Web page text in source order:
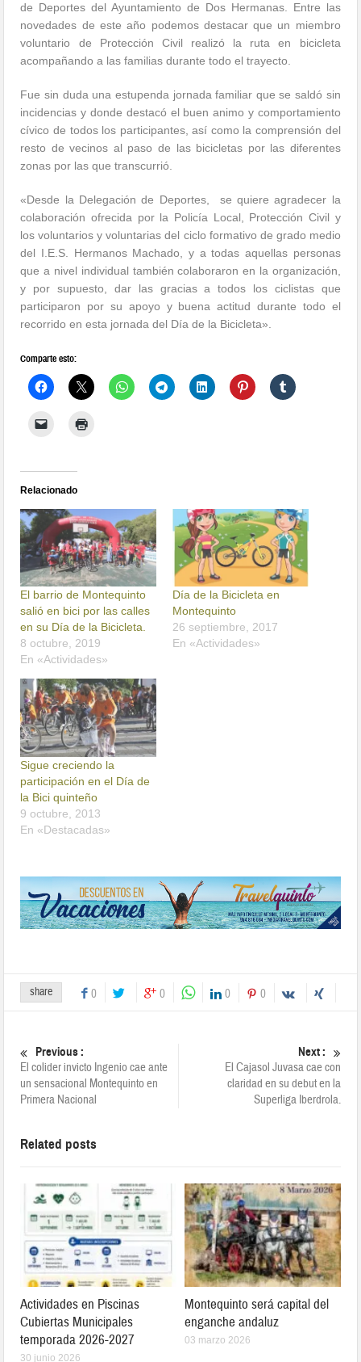
de Deportes del Ayuntamiento de Dos Hermanas. Entre las
novedades de este año podemos destacar que un miembro
voluntario de Protección Civil realizó la ruta en bicicleta
acompañando a las familias durante todo el trayecto.
Fue sin duda una estupenda jornada familiar que se saldó sin
incidencias y donde destacó el buen animo y comportamiento
cívico de todos los participantes, así como la comprensión del
resto de vecinos al paso de las bicicletas por las diferentes
zonas por las que transcurrió.
«Desde la Delegación de Deportes, se quiere agradecer la
colaboración ofrecida por la Policía Local, Protección Civil y
los voluntarios y voluntarias del ciclo formativo de grado medio
del I.E.S. Hermanos Machado, y a todas aquellas personas
que a nivel individual también colaboraron en la organización,
y por supuesto, dar las gracias a todos los ciclistas que
participaron por su apoyo y buena actitud durante todo el
recorrido en esta jornada del Día de la Bicicleta».
Comparte esto:
Relacionado
El barrio de Montequinto
salió en bici por las calles
en su Día de la Bicicleta.
8 octubre, 2019
En «Actividades»
Día de la Bicicleta en
Montequinto
26 septiembre, 2017
En «Actividades»
Sigue creciendo la
participación en el Día de
la Bici quinteño
9 octubre, 2013
En «Destacadas»
share 0 0 0 0
Previous :
El colider invicto Ingenio cae ante
un sensacional Montequinto en
Primera Nacional
Next :
El Cajasol Juvasa cae con
claridad en su debut en la
Superliga Iberdrola.
Related posts
Actividades en Piscinas
Cubiertas Municipales
temporada 2026-2027
30 junio 2026
Montequinto será capital del
enganche andaluz
03 marzo 2026